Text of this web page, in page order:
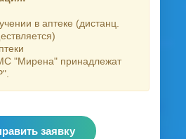
в аптеке (дистанц.
"Мирена" принадлежат
заявку